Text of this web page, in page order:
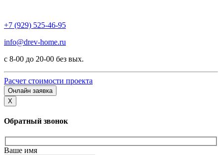
+7 (929) 525-46-95
info@drev-home.ru
с 8-00 до 20-00 без вых.
Расчет стоимости проекта
Онлайн заявка
X
Обратный звонок
Ваше имя